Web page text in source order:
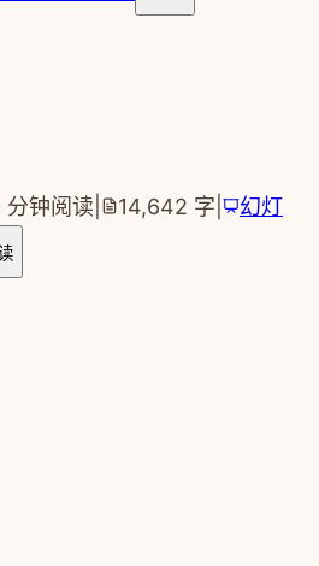
分钟阅读 14,642 字
幻灯